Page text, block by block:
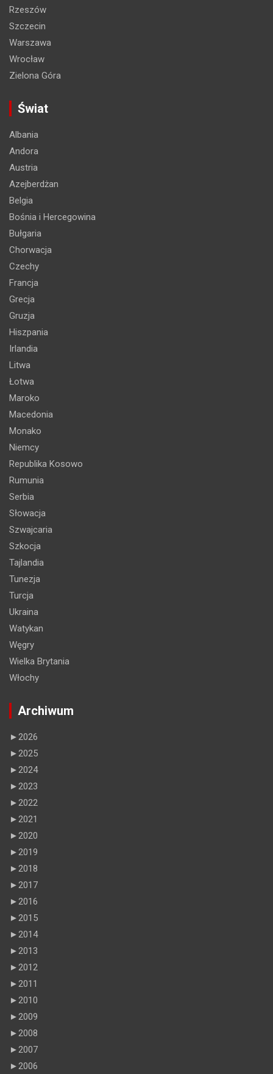
Rzeszów
Szczecin
Warszawa
Wrocław
Zielona Góra
Świat
Albania
Andora
Austria
Azejberdżan
Belgia
Bośnia i Hercegowina
Bułgaria
Chorwacja
Czechy
Francja
Grecja
Gruzja
Hiszpania
Irlandia
Litwa
Łotwa
Maroko
Macedonia
Monako
Niemcy
Republika Kosowo
Rumunia
Serbia
Słowacja
Szwajcaria
Szkocja
Tajlandia
Tunezja
Turcja
Ukraina
Watykan
Węgry
Wielka Brytania
Włochy
Archiwum
►2026
►2025
►2024
►2023
►2022
►2021
►2020
►2019
►2018
►2017
►2016
►2015
►2014
►2013
►2012
►2011
►2010
►2009
►2008
►2007
►2006